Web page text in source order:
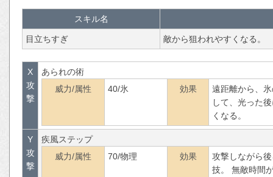
スキル名
目立ちすぎ 敵から狙われやすくなる。
X
攻
撃
あられの術
威力/属性
40/氷 効果
遠距離から、
して、光った
くなる。
Y
攻
撃
疾風ステップ
威力/属性
70/物理 効果
攻撃しながら
技。 無敵時間